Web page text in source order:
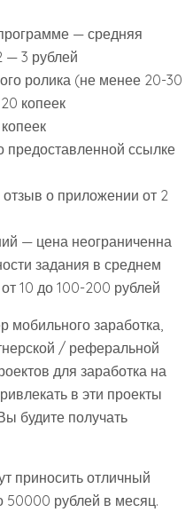
— средняя
— 3 рублей
ролика (не менее 20-30
копеек
предоставленной ссылке
отзыв о приложении от 2
— цена неограниченна
задания в среднем
10 до 100-200 рублей
мобильного заработка,
/ реферальной
для заработка на
в эти проекты
будите получать
приносить отличный
50000 рублей в месяц.